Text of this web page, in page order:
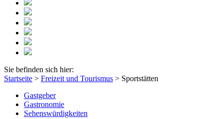
Sie befinden sich hier:
Startseite > Freizeit und Tourismus > Sportstätten
Gastgeber
Gastronomie
Sehenswürdigkeiten